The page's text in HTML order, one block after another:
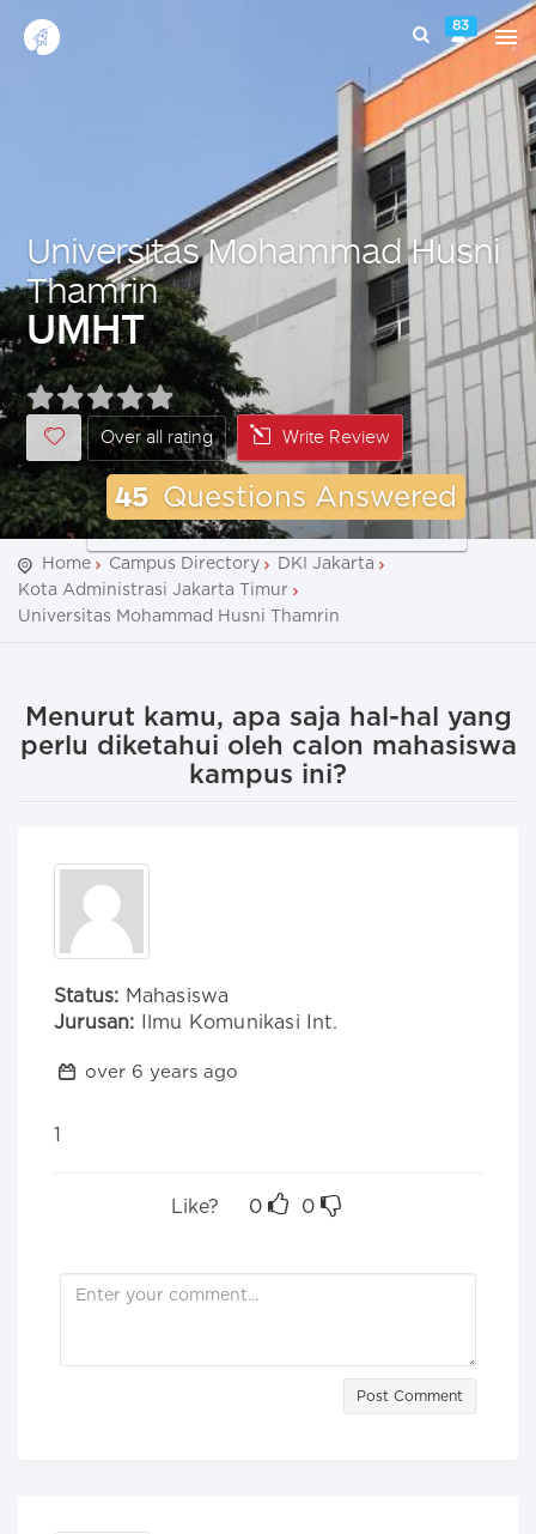
83
Universitas Mohammad Husni
Thamrin
UMHT
Over all rating Write Review
45 Questions Answered
Home Campus Directory
DKI Jakarta
Kota Administrasi Jakarta Timur
Universitas Mohammad Husni Thamrin
Menurut kamu, apa saja hal-hal yang
perlu diketahui oleh calon mahasiswa
kampus ini?
Status: Mahasiswa
Jurusan: Ilmu Komunikasi Int.
over 6 years ago
1
Like? 0 0
Post Comment